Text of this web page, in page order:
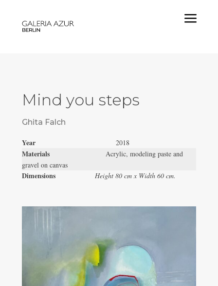
a
Mind you steps
Ghita Falch
Year 2018
Materials Acrylic, modeling paste and
gravel on canvas
Dimensions Height 80 cm x Width 60 cm.